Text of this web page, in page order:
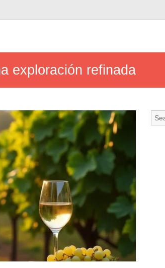
exploración refinada